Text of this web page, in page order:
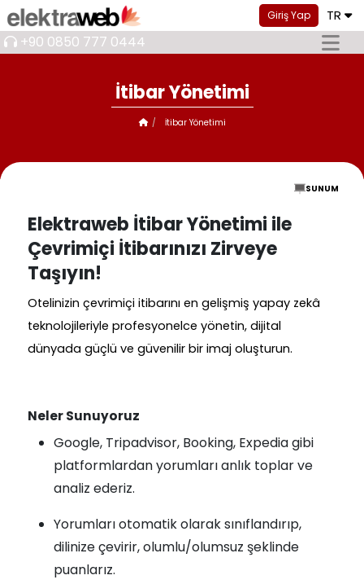
Giriş Yap TR
+90 0850 777 0444
İtibar Yönetimi
İtibar Yönetimi
SUNUM
Elektraweb İtibar Yönetimi ile
Çevrimiçi İtibarınızı Zirveye
Taşıyın!
Otelinizin çevrimiçi itibarını en gelişmiş yapay zekâ
teknolojileriyle profesyonelce yönetin, dijital
dünyada güçlü ve güvenilir bir imaj oluşturun.
Neler Sunuyoruz
Google, Tripadvisor, Booking, Expedia gibi
platformlardan yorumları anlık toplar ve
analiz ederiz.
Yorumları otomatik olarak sınıflandırıp,
dilinize çevirir, olumlu/olumsuz şeklinde
puanlarız.